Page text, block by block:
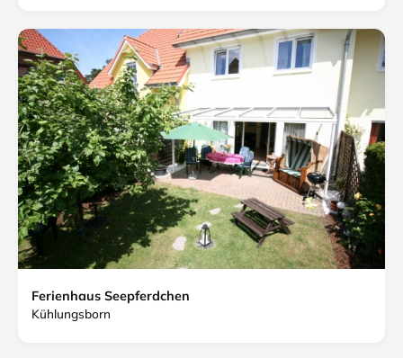
Ferienhaus Seepferdchen
Kühlungsborn